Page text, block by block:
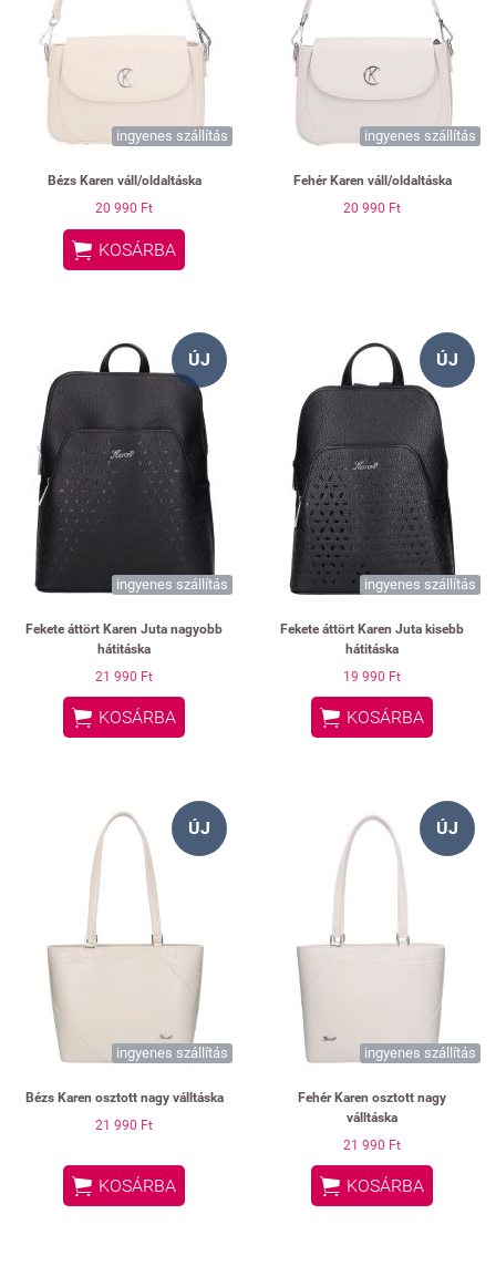
ingyenes szállítás
Bézs Karen váll/oldaltáska
20 990 Ft
 KOSÁRBA
ingyenes szállítás
Fehér Karen váll/oldaltáska
20 990 Ft
ÚJ
ingyenes szállítás
Fekete áttört Karen Juta nagyobb
hátitáska
21 990 Ft
 KOSÁRBA
ÚJ
ingyenes szállítás
Fekete áttört Karen Juta kisebb
hátitáska
19 990 Ft
 KOSÁRBA
ÚJ
ingyenes szállítás
Bézs Karen osztott nagy válltáska
21 990 Ft
 KOSÁRBA
ÚJ
ingyenes szállítás
Fehér Karen osztott nagy
válltáska
21 990 Ft
 KOSÁRBA